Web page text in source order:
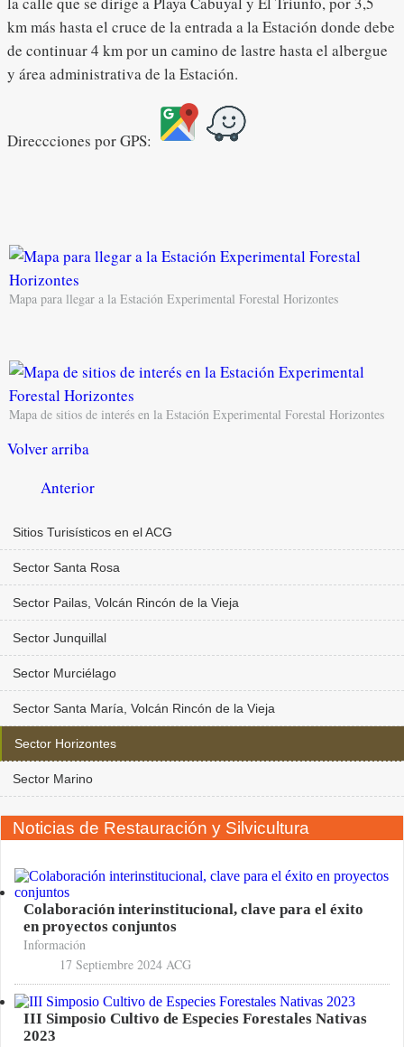
km más hasta el cruce de la entrada a la Estación donde debe
de continuar 4 km por un camino de lastre hasta el albergue
y área administrativa de la Estación.
Direccciones por GPS:
Mapa para llegar a la Estación Experimental Forestal Horizontes
Mapa de sitios de interés en la Estación Experimental Forestal Horizontes
Volver arriba
Anterior
Sitios Turisísticos en el ACG
Sector Santa Rosa
Sector Pailas, Volcán Rincón de la Vieja
Sector Junquillal
Sector Murciélago
Sector Santa María, Volcán Rincón de la Vieja
Sector Horizontes
Sector Marino
Noticias de Restauración y Silvicultura
Colaboración interinstitucional, clave para el éxito
en proyectos conjuntos
Información
17 Septiembre 2024 ACG
III Simposio Cultivo de Especies Forestales Nativas
2023